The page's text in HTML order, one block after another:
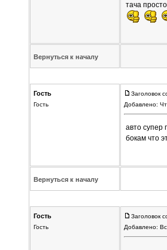
тача
Вернуться к началу
Гость
Гость
Заголовок
Добавлено:
авто супер
бокам что
Вернуться к началу
Гость
Гость
Заголовок
Добавлено: